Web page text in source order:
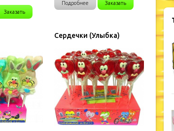
Заказать
Подробнее Заказать
Сердечки (Улыбка)